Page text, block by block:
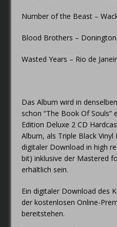
Number of the Beast –
Blood Brothers –
Wasted Years – Rio de
Das Album wird in
schon “The Book Of Souls”
Edition Deluxe 2 CD
Album, als Triple Black Vinyl
digitaler Download in high
bit) inklusive der Mastered
erhältlich sein.
Ein digitaler Download des
der kostenlosen Online-
bereitstehen.